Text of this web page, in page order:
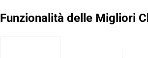
Funzionalità delle Migliori